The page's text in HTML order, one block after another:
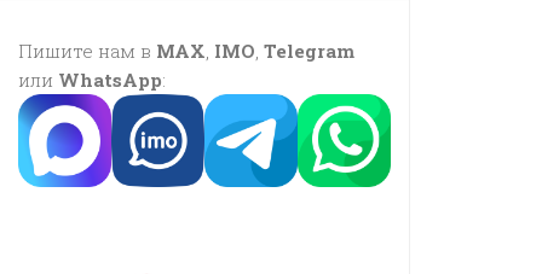
Пишите нам в MAX, IMO, Telegram
или WhatsApp: